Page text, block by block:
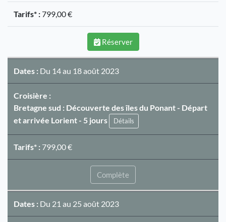
Tarifs* :799,00 €
Réserver
Dates : Du 14 au 18 août 2023
Croisière :
Bretagne sud : Découverte des îles du Ponant - Départ
et arrivée Lorient - 5 jours
Détails
Tarifs* : 799,00 €
Complète
Dates : Du 21 au 25 août 2023